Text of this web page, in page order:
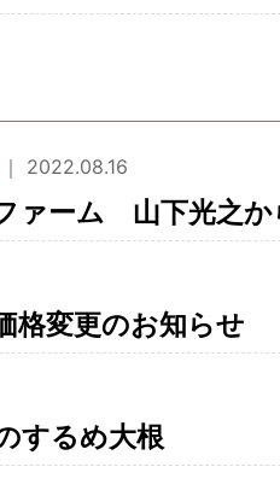
｜ 2022.08.16
ァーム 山下光之か
変更のお知らせ
するめ大根